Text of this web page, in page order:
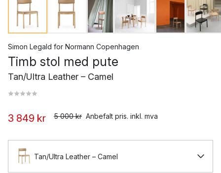
Simon Legald for Normann Copenhagen
Timb stol med pute
Tan/Ultra Leather – Camel
3 849 kr 5 000 kr Anbefalt pris. inkl. mva
Tan/Ultra Leather – Camel